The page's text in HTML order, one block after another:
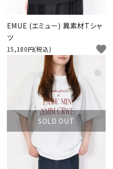
EMUE (エミュー) 異素材Tシャ
ツ
15,180円(税込) favorite
SOLD OUT